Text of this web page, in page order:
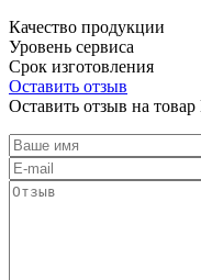
Качество продукции
Уровень сервиса
Срок изготовления
Оставить отзыв
Оставить отзыв на